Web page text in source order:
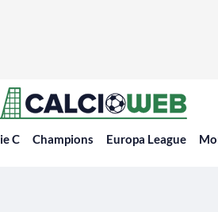
C Champions Europa League